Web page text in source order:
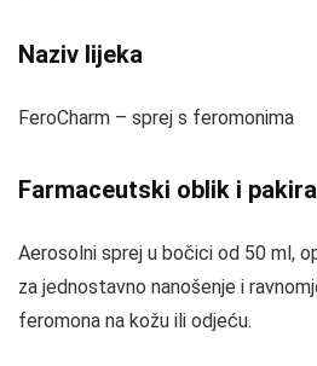
Naziv lijeka
FeroCharm – sprej s feromonima
Farmaceutski oblik i
Aerosolni sprej u bočici od 50 ml,
za jednostavno nanošenje i
feromona na kožu ili odjeću.